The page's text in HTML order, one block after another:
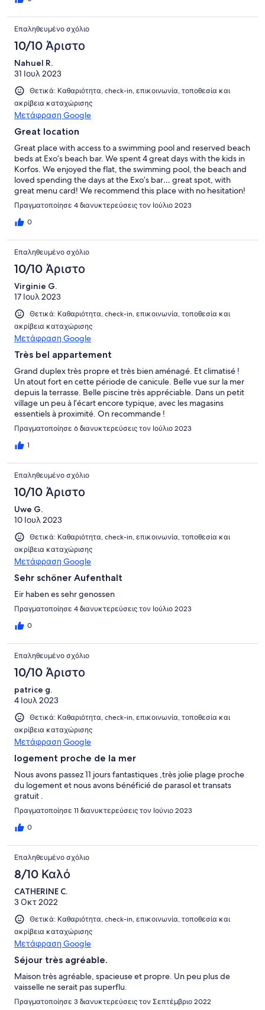
Επαληθευμένο σχόλιο
10/10 Άριστο
Nahuel R.
31 Ιουλ 2023
Θετικά: Καθαριότητα, check-in, επικοινωνία, τοποθεσία και
ακρίβεια καταχώρισης
Μετάφραση Google
Great location
Great place with access to a swimming pool and reserved beach
beds at Exo’s beach bar. We spent 4 great days with the kids in
Korfos. We enjoyed the flat, the swimming pool, the beach and
loved spending the days at the Exo’s bar… great spot, with
great menu card! We recommend this place with no hesitation!
Πραγματοποίησε 4 διανυκτερεύσεις τον Ιούλιο 2023
0
Επαληθευμένο σχόλιο
10/10 Άριστο
Virginie G.
17 Ιουλ 2023
Θετικά: Καθαριότητα, check-in, επικοινωνία, τοποθεσία και
ακρίβεια καταχώρισης
Μετάφραση Google
Très bel appartement
Grand duplex très propre et très bien aménagé. Et climatisé !
Un atout fort en cette période de canicule. Belle vue sur la mer
depuis la terrasse. Belle piscine très appréciable. Dans un petit
village un peu à l’écart encore typique, avec les magasins
essentiels à proximité. On recommande !
Πραγματοποίησε 6 διανυκτερεύσεις τον Ιούλιο 2023
1
Επαληθευμένο σχόλιο
10/10 Άριστο
Uwe G.
10 Ιουλ 2023
Θετικά: Καθαριότητα, check-in, επικοινωνία, τοποθεσία και
ακρίβεια καταχώρισης
Μετάφραση Google
Sehr schöner Aufenthalt
Eir haben es sehr genossen
Πραγματοποίησε 4 διανυκτερεύσεις τον Ιούλιο 2023
0
Επαληθευμένο σχόλιο
10/10 Άριστο
patrice g.
4 Ιουλ 2023
Θετικά: Καθαριότητα, check-in, επικοινωνία, τοποθεσία και
ακρίβεια καταχώρισης
Μετάφραση Google
logement proche de la mer
Nous avons passez 11 jours fantastiques ,très jolie plage proche
du logement et nous avons bénéficié de parasol et transats
gratuit .
Πραγματοποίησε 11 διανυκτερεύσεις τον Ιούνιο 2023
0
Επαληθευμένο σχόλιο
8/10 Καλό
CATHERINE C.
3 Οκτ 2022
Θετικά: Καθαριότητα, check-in, επικοινωνία, τοποθεσία και
ακρίβεια καταχώρισης
Μετάφραση Google
Séjour très agréable.
Maison très agréable, spacieuse et propre. Un peu plus de
vaisselle ne serait pas superflu.
Πραγματοποίησε 3 διανυκτερεύσεις τον Σεπτέμβριο 2022